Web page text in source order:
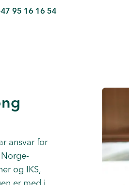
95 16 16 54
ansvar for
og IKS,